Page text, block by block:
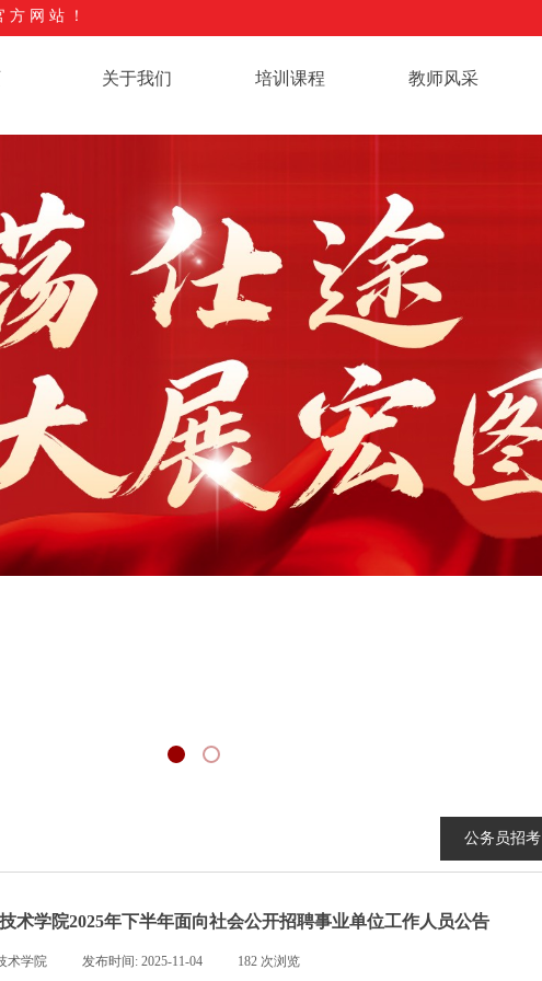
方网站！
关于我们 培训课程 教师风采
公务员招考
术学院2025年下半年面向社会公开招聘事业单位工作人员公告
术学院 发布时间: 2025-11-04 182 次浏览